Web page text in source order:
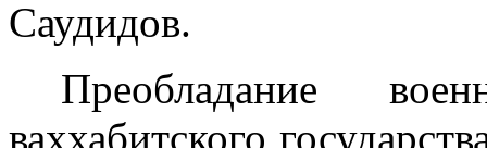
Саудидов.
Преобладание
ваххабитского